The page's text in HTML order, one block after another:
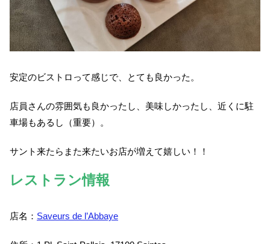
安定のビストロって感じで、とても良かった。
店員さんの雰囲気も良かったし、美味しかったし、近くに駐
車場もあるし（重要）。
サント来たらまた来たいお店が増えて嬉しい！！
レストラン情報
店名： Saveurs de l’Abbaye